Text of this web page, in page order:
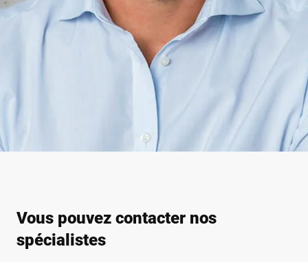
Vous pouvez contacter nos
spécialistes